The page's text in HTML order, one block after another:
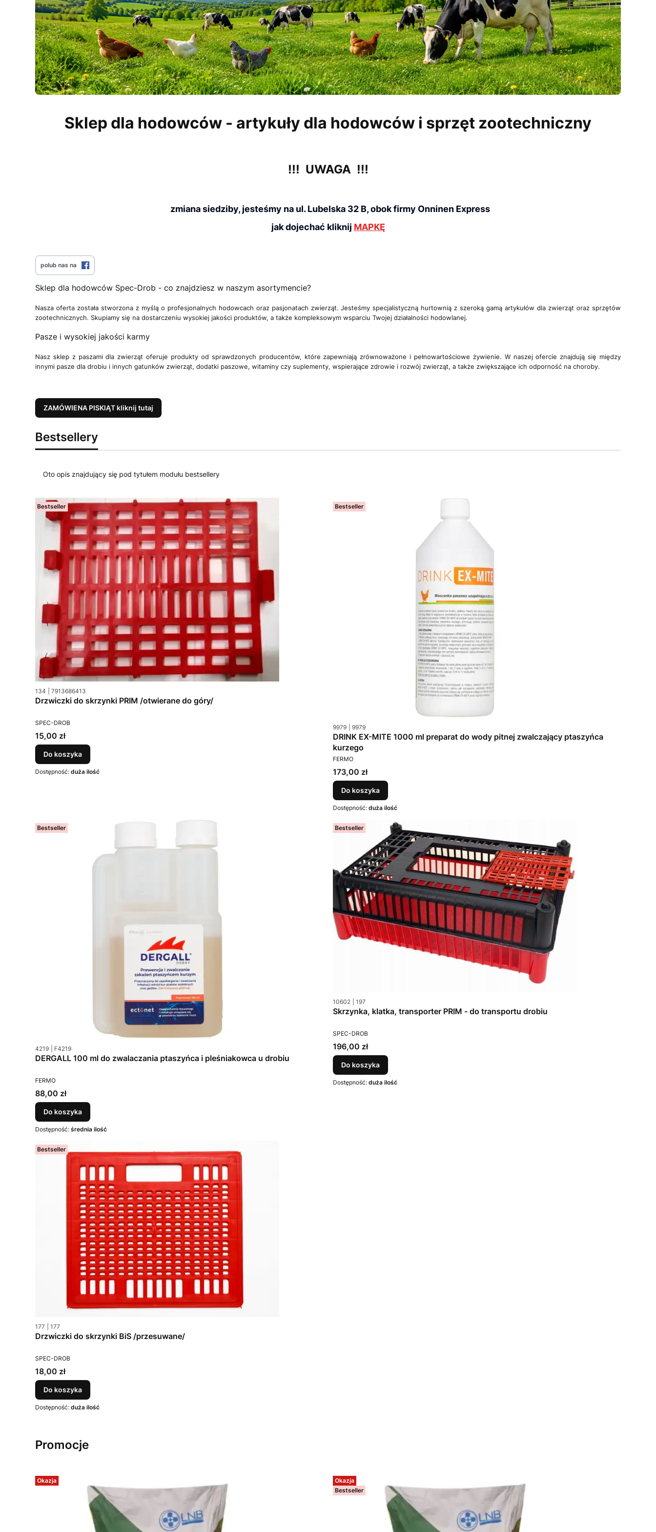
Sklep dla hodowców - artykuły dla hodowców i sprzęt zootechniczny
!!! UWAGA !!!
zmiana siedziby, jesteśmy na ul. Lubelska 32 B, obok firmy Onninen Express
jak dojechać kliknij MAPKĘ
polub nas na
Sklep dla hodowców Spec-Drob - co znajdziesz w naszym asortymencie?
Nasza oferta została stworzona z myślą o profesjonalnych hodowcach oraz pasjonatach zwierząt. Jesteśmy specjalistyczną hurtownią z szeroką gamą artykułów dla zwierząt oraz sprzętów
zootechnicznych. Skupiamy się na dostarczeniu wysokiej jakości produktów, a także kompleksowym wsparciu Twojej działalności hodowlanej.
Pasze i wysokiej jakości karmy
Nasz sklep z paszami dla zwierząt oferuje produkty od sprawdzonych producentów, które zapewniają zrównoważone i pełnowartościowe żywienie. W naszej ofercie znajdują się między
innymi pasze dla drobiu i innych gatunków zwierząt, dodatki paszowe, witaminy czy suplementy, wspierające zdrowie i rozwój zwierząt, a także zwiększające ich odporność na choroby.
ZAMÓWIENA PISKlĄT kliknij tutaj
Bestsellery
Oto opis znajdujący się pod tytułem modułu bestsellery
Bestseller
Kod produktu
134 Kod producenta
7913686413
Drzwiczki do skrzynki PRIM /otwierane do góry/
PRODUCENT
SPEC-DROB
Cena
15,00 zł
Do koszyka
Dostępność: duża ilość
Bestseller
Kod produktu
9979 Kod producenta
9979
DRINK EX-MITE 1000 ml preparat do wody pitnej zwalczający ptaszyńca
kurzego
PRODUCENT
FERMO
Cena
173,00 zł
Do koszyka
Dostępność: duża ilość
Bestseller
Kod produktu
4219 Kod producenta
F4219
DERGALL 100 ml do zwalaczania ptaszyńca i pleśniakowca u drobiu
PRODUCENT
FERMO
Cena
88,00 zł
Do koszyka
Dostępność: średnia ilość
Bestseller
Kod produktu
10602 Kod producenta
197
Skrzynka, klatka, transporter PRIM - do transportu drobiu
PRODUCENT
SPEC-DROB
Cena
196,00 zł
Do koszyka
Dostępność: duża ilość
Bestseller
Kod produktu
177 Kod producenta
177
Drzwiczki do skrzynki BiS /przesuwane/
PRODUCENT
SPEC-DROB
Cena
18,00 zł
Do koszyka
Dostępność: duża ilość
Promocje
Okazja
Okazja
Bestseller